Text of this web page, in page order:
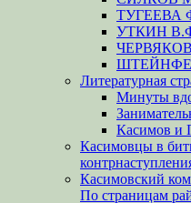
ТУГЕЕВА
УТКИН
Литературная
Минуты
Касимов и
Касимовцы в
Касимовский
По страницам